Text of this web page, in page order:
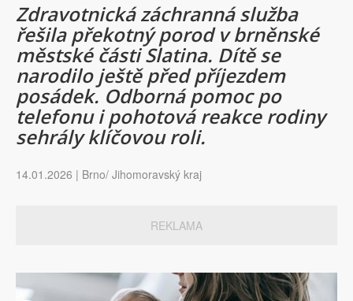
Zdravotnická záchranná služba
řešila překotný porod v brněnské
městské části Slatina. Dítě se
narodilo ještě před příjezdem
posádek. Odborná pomoc po
telefonu i pohotová reakce rodiny
sehrály klíčovou roli.
14.01.2026 | Brno/ Jihomoravský kraj
REKLAMA